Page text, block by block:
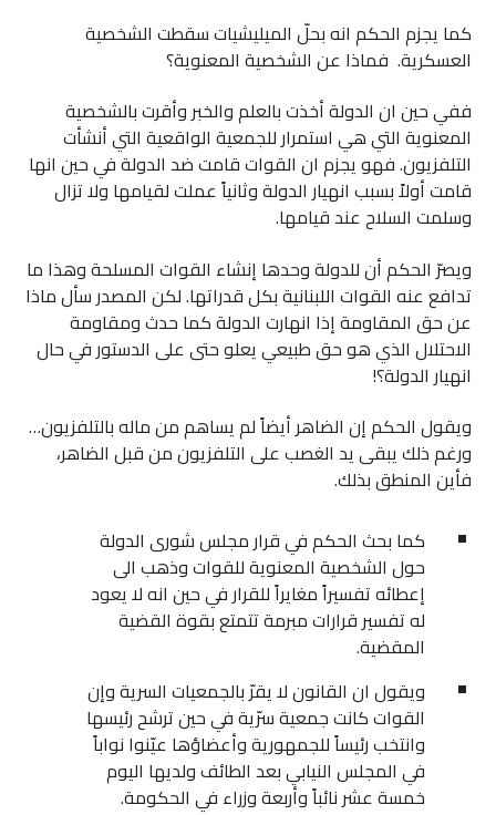
كما يجزم الحكم انه بحلّ الميليشيات سقطت الشخصية
العسكرية. فماذا عن الشخصية المعنوية؟
ففي حين ان الدولة أخذت بالعلم والخبر وأقرت بالشخصية
المعنوية التي هي استمرار للجمعية الواقعية التي أنشأت
التلفزيون. فهو يجزم ان القوات قامت ضد الدولة في حين انها
قامت أولاً بسبب انهيار الدولة وثانياً عملت لقيامها ولا تزال
وسلمت السلاح عند قيامها.
ويصرّ الحكم أن للدولة وحدها إنشاء القوات المسلحة وهذا ما
تدافع عنه القوات اللبنانية بكل قدراتها. لكن المصدر سأل ماذا
عن حق المقاومة إذا انهارت الدولة كما حدث ومقاومة
الاحتلال الذي هو حق طبيعي يعلو حتى على الدستور في حال
انهيار الدولة؟!
ويقول الحكم إن الضاهر أيضاً لم يساهم من ماله بالتلفزيون…
ورغم ذلك يبقى يد الغصب على التلفزيون من قبل الضاهر،
فأين المنطق بذلك.
كما بحث الحكم في قرار مجلس شورى الدولة
حول الشخصية المعنوية للقوات وذهب الى
إعطائه تفسيراً مغايراً للقرار في حين انه لا يعود
له تفسير قرارات مبرمة تتمتع بقوة القضية
المقضية.
ويقول ان القانون لا يقرّ بالجمعيات السرية وإن
القوات كانت جمعية سرّية في حين ترشح رئيسها
وانتخب رئيساً للجمهورية وأعضاؤها عيّنوا نواباً
في المجلس النيابي بعد الطائف ولديها اليوم
خمسة عشر نائباً وأربعة وزراء في الحكومة.